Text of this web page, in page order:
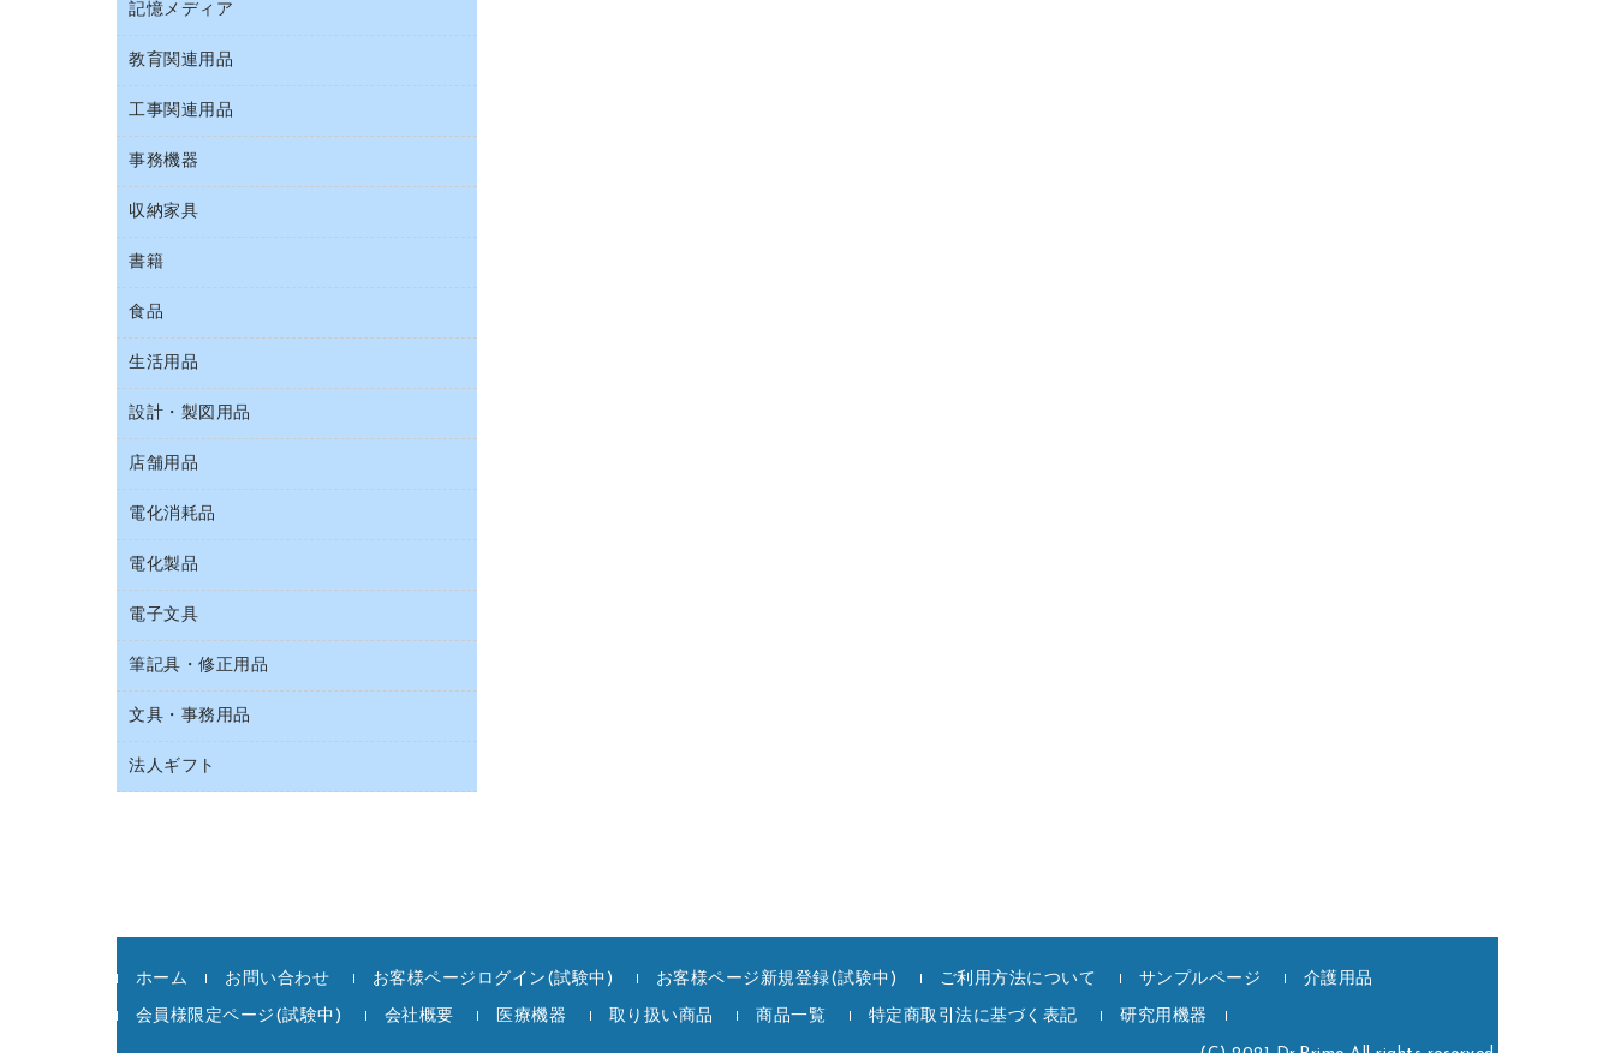
伝票
スマートフォン／モバイル周辺機器
セキュリティ用品
ディスプレイモニター
パソコンアクセサリー
パソコンバッグ／収納用品
パソコン周辺機器
マウスパッド
各種ケーブル
ファクシミリ
メモリーカード
レーザープリンタ／複合機
電話機
カードケース
クリップボード
クリヤーブック（差替式）
クリヤーホルダー
コンピュータ用ファイル
ファイルボックス
フォルダー
フラットファイル
リングファイル
レターファイル
持ち出しファイル
統一伝票用ファイル
背幅が伸びるファイル
板目表紙・綴込表紙
名刺整理用品
感染症対策用品
管理医療機器
使い捨て手袋
インスタントコーヒー
お茶備品
コーヒーメーカー・備品
ソフトドリンク
ミネラルウォーター
レギュラーコーヒー
医薬部外品
紅茶・バラエティ飲料
記憶メディア
ＣＤ－Ｒ
ＣＤ－ＲＷ
ＤＶＤ
ブルーレイディスク
メディア収納用品
教育関連用品
教育関連用品
工事関連用品
屋外用品
工事関連用品
事務機器
ＯＨＰ用品
タイムカード
タイムレコーダー
ラミネータ
レーザーポインター
大型シュレッダー（共配）
収納家具
その他収納
金庫
保管庫・書庫
書籍
パソコンソフト
食品
菓子
食品
生活用品
キッチン用品
スポーツ・レジャー用品
スリッパ・サンダル・シューズ
その他雑貨
ダストボックス
ティッシュペーパー
トイレットペーパー
飲食用消耗品
殺虫剤
消臭・芳香剤
設計・製図用品
設計・製図用品
店舗用品
ＰＯＰ用品
カウンター／お会計用品
サイン・看板用品
ディスプレイ用品
レジ・ポリ袋
陳列什器
店舗運営用品
電化消耗品
アルバム
デスクライト
懐中電灯・ライト
乾電池・充電池
電球・蛍光灯
電化製品
ＡＶ機器・アクセサリー
ＯＡタップ／延長コード
キッチン・調理家電
その他電化製品
空調・季節家電
電子文具
その他電子文具
ラベルテープ
ラベルライター
電卓
筆記具・修正用品
シャープペンシル
シャープペンシル用替芯
ボールペン（ゲルインク）
マーキングペン（水性）
マーキングペン（油性）
鉛筆
文具・事務用品
カッター
セロハンテープ
その他文具
法人ギフト
ホーム お問い合わせ お客様ページログイン(試験中) お客様ページ新規登録(試験中) ご利用方法について サンプルページ 介護用品
会員様限定ページ(試験中) 会社概要 医療機器 取り扱い商品 商品一覧 特定商取引法に基づく表記 研究用機器